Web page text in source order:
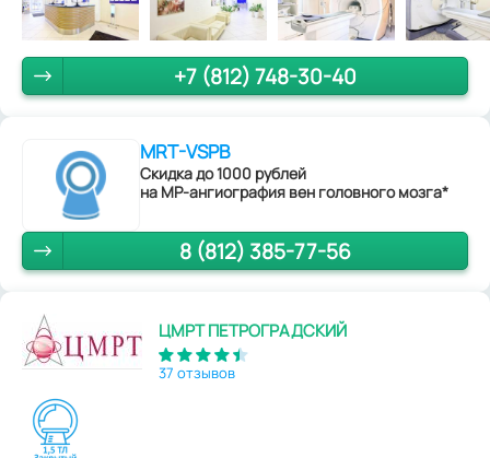
+7 (812) 748-30-40
MRT-VSPB
Скидка до 1000 рублей
на МР-ангиография вен головного мозга*
8 (812) 385-77-56
ЦМРТ ПЕТРОГРАДСКИЙ
37 отзывов